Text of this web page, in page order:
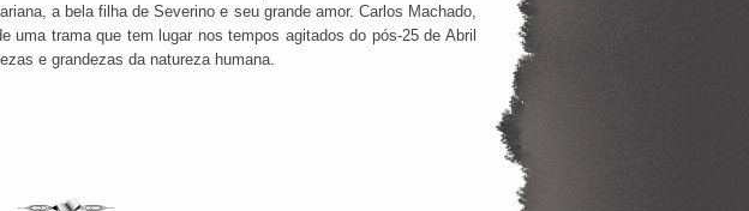
a bela filha de Severino e seu grande amor. Carlos Machado,
uma trama que tem lugar nos tempos agitados do pós-25 de Abril
e grandezas da natureza humana.